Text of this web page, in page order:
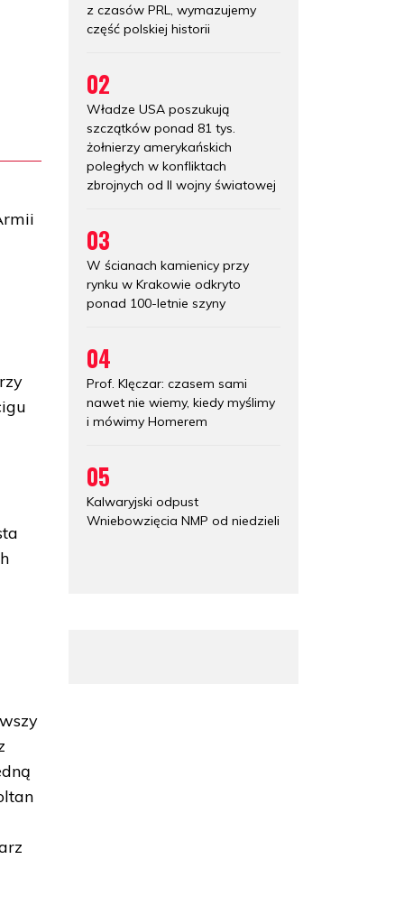
z czasów PRL, wymazujemy
część polskiej historii
02
Władze USA poszukują
szczątków ponad 81 tys.
żołnierzy amerykańskich
poległych w konfliktach
zbrojnych od II wojny światowej
03
W ścianach kamienicy przy
rynku w Krakowie odkryto
ponad 100-letnie szyny
04
Prof. Klęczar: czasem sami
nawet nie wiemy, kiedy myślimy
i mówimy Homerem
05
Kalwaryjski odpust
Wniebowzięcia NMP od niedzieli